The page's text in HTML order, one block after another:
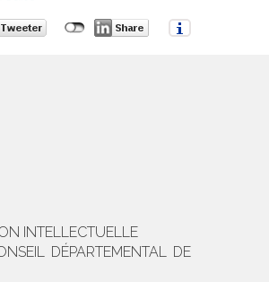
INTELLECTUELLE
DÉPARTEMENTAL DE